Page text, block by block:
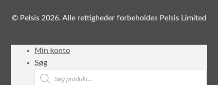
© Pelsis 2026. Alle rettigheder forbeholdes Pelsis Limited
Min konto
Søg
Products
search